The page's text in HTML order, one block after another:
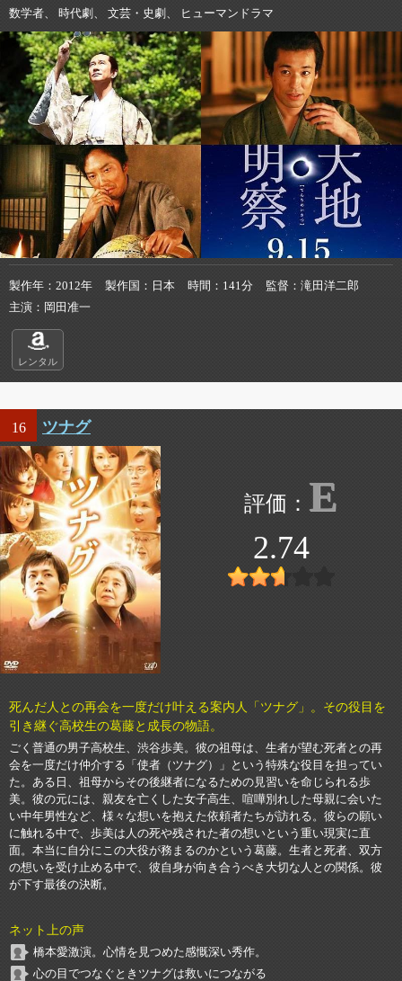
数学者、 時代劇、 文芸・史劇、 ヒューマンドラマ
製作年 2012年 製作国 日本 時間 141分 監督
滝田洋二郎
主演
岡田准一
レンタル
16 ツナグ
E
2.74
死んだ人との再会を一度だけ叶える案内人「ツナグ」。その役目を
引き継ぐ高校生の葛藤と成長の物語。
ごく普通の男子高校生、渋谷歩美。彼の祖母は、生者が望む死者との再
会を一度だけ仲介する「使者（ツナグ）」という特殊な役目を担ってい
た。ある日、祖母からその後継者になるための見習いを命じられる歩
美。彼の元には、親友を亡くした女子高生、喧嘩別れした母親に会いた
い中年男性など、様々な想いを抱えた依頼者たちが訪れる。彼らの願い
に触れる中で、歩美は人の死や残された者の想いという重い現実に直
面。本当に自分にこの大役が務まるのかという葛藤。生者と死者、双方
の想いを受け止める中で、彼自身が向き合うべき大切な人との関係。彼
が下す最後の決断。
ネット上の声
橋本愛激演。心情を見つめた感慨深い秀作。
心の目でつなぐときツナグは救いにつながる